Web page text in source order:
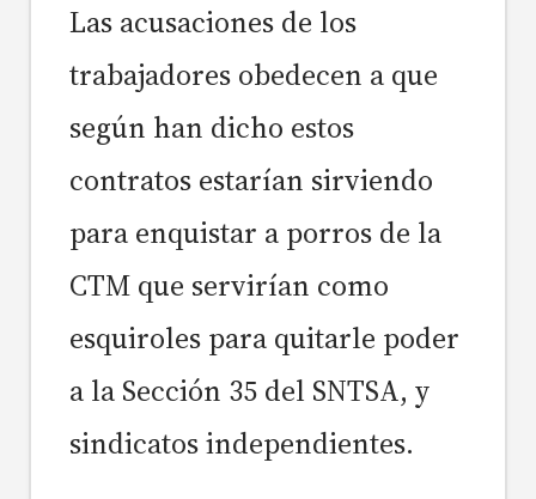
Las acusaciones de los
trabajadores obedecen a que
según han dicho estos
contratos estarían sirviendo
para enquistar a porros de la
CTM que servirían como
esquiroles para quitarle poder
a la Sección 35 del SNTSA, y
sindicatos independientes.